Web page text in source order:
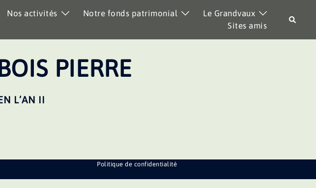
Nos activités Notre fonds patrimonial
Le Grandvaux
Sites amis
PIERRE
L’AN II
Politique de confidentialité